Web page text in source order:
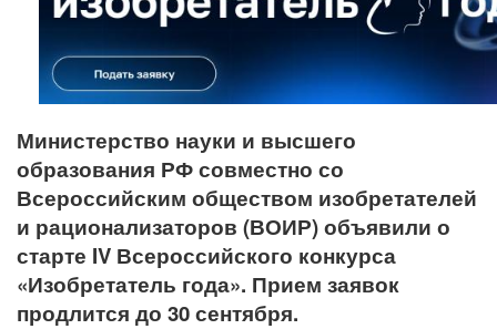
Министерство науки и высшего
образования РФ совместно со
Всероссийским обществом изобретателей
и рационализаторов (ВОИР) объявили о
старте IV Всероссийского конкурса
«Изобретатель года». Прием заявок
продлится до 30 сентября.